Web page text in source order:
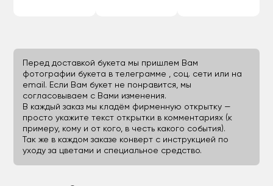
Перед доставкой букета мы пришлем Вам
фотографии букета в телеграмме , соц. сети или на
email. Если Вам букет не понравится, мы
согласовываем с Вами изменения.
В каждый заказ мы кладём фирменную открытку —
просто укажите текст открытки в комментариях (к
примеру, кому и от кого, в честь какого события).
Так же в каждом заказе конверт с инструкцией по
уходу за цветами и специальное средство.